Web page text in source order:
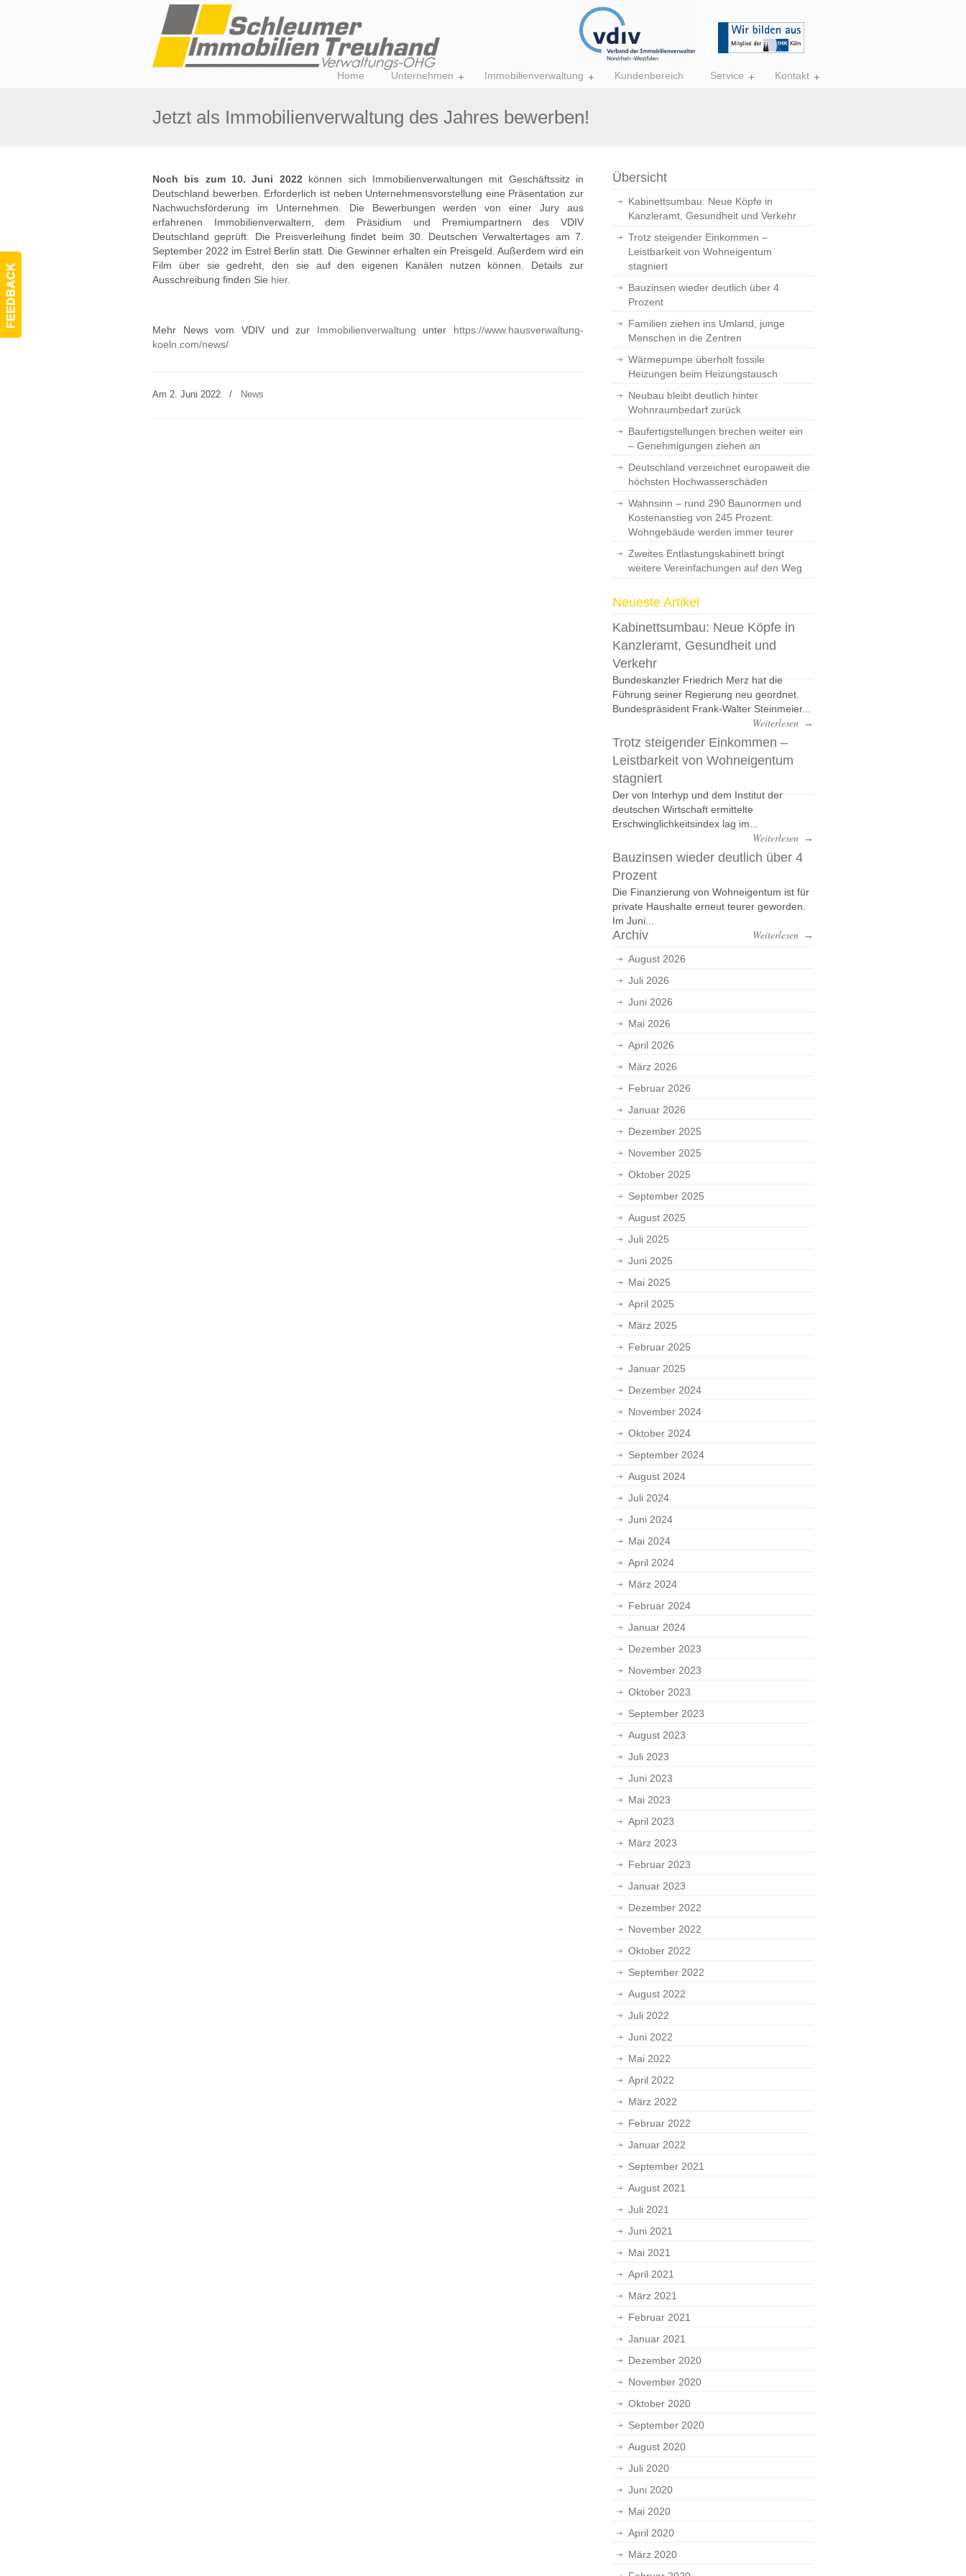
Home Unternehmen Immobilienverwaltung Kundenbereich Service Kontakt
Jetzt als Immobilienverwaltung des Jahres bewerben!
Noch bis zum 10. Juni 2022 können sich Immobilienverwaltungen mit Geschäftssitz in
Deutschland bewerben. Erforderlich ist neben Unternehmensvorstellung eine Präsentation zur
Nachwuchsförderung im Unternehmen. Die Bewerbungen werden von einer Jury aus
erfahrenen Immobilienverwaltern, dem Präsidium und Premiumpartnern des VDIV
Deutschland geprüft. Die Preisverleihung findet beim 30. Deutschen Verwaltertages am 7.
September 2022 im Estrel Berlin statt. Die Gewinner erhalten ein Preisgeld. Außerdem wird ein
Film über sie gedreht, den sie auf den eigenen Kanälen nutzen können. Details zur
Ausschreibung finden Sie hier.
Mehr News vom VDIV und zur Immobilienverwaltung unter https://www.hausverwaltung-
koeln.com/news/
Am 2. Juni 2022 / News
Übersicht
Kabinettsumbau: Neue Köpfe in
Kanzleramt, Gesundheit und Verkehr
Trotz steigender Einkommen –
Leistbarkeit von Wohneigentum
stagniert
Bauzinsen wieder deutlich über 4
Prozent
Familien ziehen ins Umland, junge
Menschen in die Zentren
Wärmepumpe überholt fossile
Heizungen beim Heizungstausch
Neubau bleibt deutlich hinter
Wohnraumbedarf zurück
Baufertigstellungen brechen weiter ein
– Genehmigungen ziehen an
Deutschland verzeichnet europaweit die
höchsten Hochwasserschäden
Wahnsinn – rund 290 Baunormen und
Kostenanstieg von 245 Prozent:
Wohngebäude werden immer teurer
Zweites Entlastungskabinett bringt
weitere Vereinfachungen auf den Weg
Neueste Artikel
Kabinettsumbau: Neue Köpfe in
Kanzleramt, Gesundheit und
Verkehr
Bundeskanzler Friedrich Merz hat die
Führung seiner Regierung neu geordnet.
Bundespräsident Frank-Walter Steinmeier...
Weiterlesen →
Trotz steigender Einkommen –
Leistbarkeit von Wohneigentum
stagniert
Der von Interhyp und dem Institut der
deutschen Wirtschaft ermittelte
Erschwinglichkeitsindex lag im...
Weiterlesen →
Bauzinsen wieder deutlich über 4
Prozent
Die Finanzierung von Wohneigentum ist für
private Haushalte erneut teurer geworden.
Im Juni...
Weiterlesen →
Archiv
August 2026
Juli 2026
Juni 2026
Mai 2026
April 2026
März 2026
Februar 2026
Januar 2026
Dezember 2025
November 2025
Oktober 2025
September 2025
August 2025
Juli 2025
Juni 2025
Mai 2025
April 2025
März 2025
Februar 2025
Januar 2025
Dezember 2024
November 2024
Oktober 2024
September 2024
August 2024
Juli 2024
Juni 2024
Mai 2024
April 2024
März 2024
Februar 2024
Januar 2024
Dezember 2023
November 2023
Oktober 2023
September 2023
August 2023
Juli 2023
Juni 2023
Mai 2023
April 2023
März 2023
Februar 2023
Januar 2023
Dezember 2022
November 2022
Oktober 2022
September 2022
August 2022
Juli 2022
Juni 2022
Mai 2022
April 2022
März 2022
Februar 2022
Januar 2022
September 2021
August 2021
Juli 2021
Juni 2021
Mai 2021
April 2021
März 2021
Februar 2021
Januar 2021
Dezember 2020
November 2020
Oktober 2020
September 2020
August 2020
Juli 2020
Juni 2020
Mai 2020
April 2020
März 2020